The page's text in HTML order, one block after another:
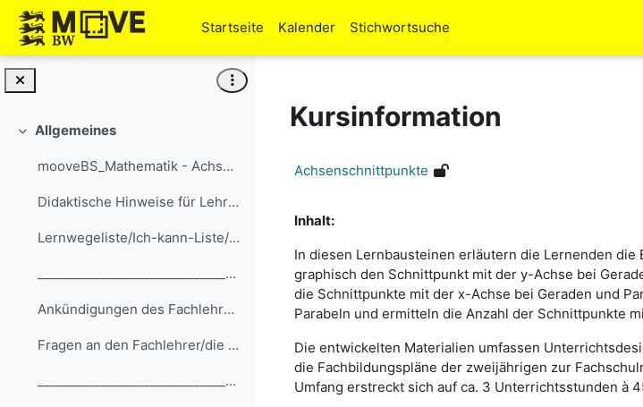
Zum Hauptinhalt
Startseite
Kalender Stichwortsuche
Einklappen
Allgemeines
mooveBS_Mathematik - Achsenschnittpunkte
Didaktische Hinweise für Lehrkräfte
Lernwegeliste/Ich-kann-Liste/Lernfortschrittsliste
__________________________________________________...
Ankündigungen des Fachlehrers/der Fachlehrerin
Fragen an den Fachlehrer/die Fachlehrerin
__________________________________________________...
Kursinformation
Achsenschnittpunkte
Inhalt:
In diesen Lernbausteinen erläutern die Lernenden
graphisch den Schnittpunkt mit der y-Achse bei
die Schnittpunkte mit der x-Achse bei Geraden und
Parabeln und ermitteln die Anzahl der Schnittpunkte
Die entwickelten Materialien umfassen
die Fachbildungspläne der zweijährigen zur
Umfang erstreckt sich auf ca. 3 Unterrichtsstunden à